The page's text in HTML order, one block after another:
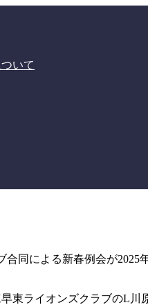
いて
同による新春例会が2025
東ライオンズクラブのL川